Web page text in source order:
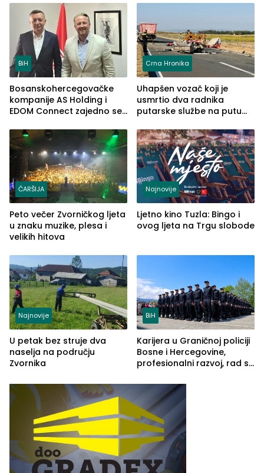
(FOTO)
BiH
Bosanskohercegovačke
kompanije AS Holding i
EDOM Connect zajedno se
Crna Hronika
Uhapšen vozač koji je
usmrtio dva radnika
putarske službe na putu
(FOTO)
ČARŠIJA
Peto večer Zvorničkog ljeta
u znaku muzike, plesa i
velikih hitova
Najnovije
Ljetno kino Tuzla: Bingo i
ovog ljeta na Trgu slobode
Najnovije
U petak bez struje dva
naselja na području
Zvornika
BiH
Karijera u Graničnoj policiji
Bosne i Hercegovine,
profesionalni razvoj, rad sa
služba građanima